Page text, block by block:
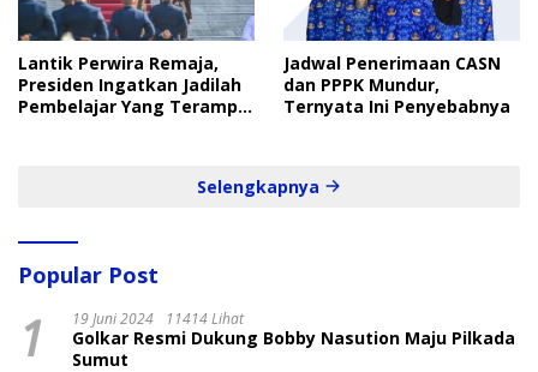
Lantik Perwira Remaja,
Presiden Ingatkan Jadilah
Pembelajar Yang Terampil
Jadwal Penerimaan CASN
dan PPPK Mundur,
Ternyata Ini Penyebabnya
Selengkapnya
Popular Post
1 19 Juni 2024 11414 Lihat
Golkar Resmi Dukung Bobby Nasution Maju Pilkada
Sumut